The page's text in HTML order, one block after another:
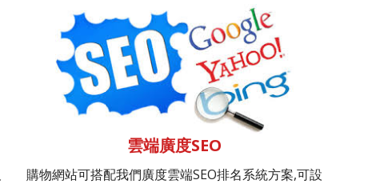
雲端廣度SEO
購物網站可搭配我們廣度雲端SEO排名系統方案,可設